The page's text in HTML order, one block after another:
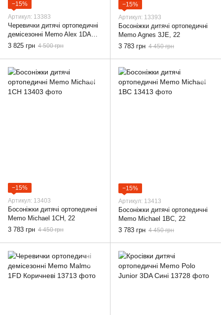
−15%
Артикул: 13383
Черевички дитячі ортопедичні
демісезонні Memo Alex 1DA
Темно-сині, 22
3 825 грн 4 500 грн
−15%
Артикул: 13393
Босоніжки дитячі ортопедичні
Memo Agnes 3JE, 22
3 783 грн 4 450 грн
−15%
Артикул: 13403
Босоніжки дитячі ортопедичні
Memo Michael 1CH, 22
3 783 грн 4 450 грн
−15%
Артикул: 13413
Босоніжки дитячі ортопедичні
Memo Michael 1BC, 22
3 783 грн 4 450 грн